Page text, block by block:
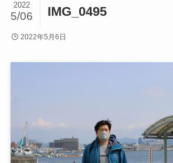
IMG_0495
2022
5/06
2022年5月6日